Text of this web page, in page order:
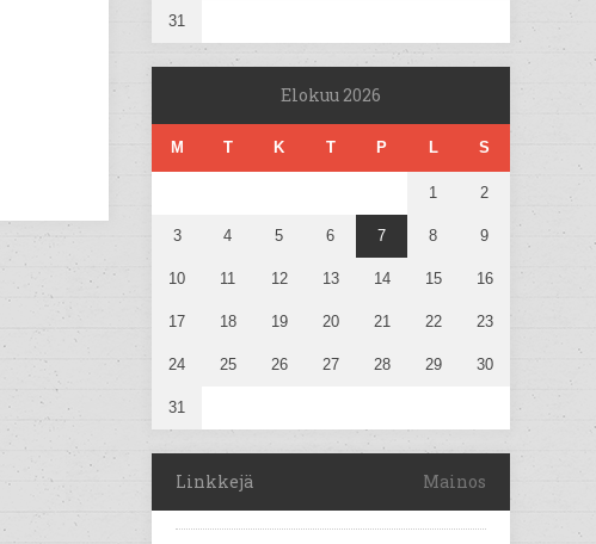
31
Elokuu 2026
M T K T P L S
1 2
3 4 5 6 7 8 9
10 11 12 13 14 15 16
17 18 19 20 21 22 23
24 25 26 27 28 29 30
31
Linkkejä Mainos